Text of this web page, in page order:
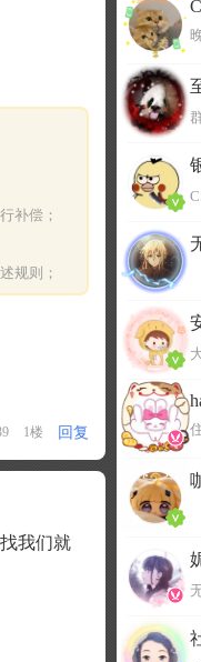
补偿；
规则；
1楼 回复
我们就